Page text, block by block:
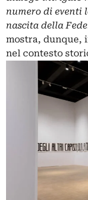
numero di eventi
nascita della
mostra, dunque,
nel contesto